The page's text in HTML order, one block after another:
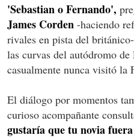
'Sebastian o Fernando',
James Corden -haciendo
rivales en pista del
las curvas del autódromo
casualmente nunca visitó la
El diálogo por momentos
curioso acompañante
gustaría que tu novia